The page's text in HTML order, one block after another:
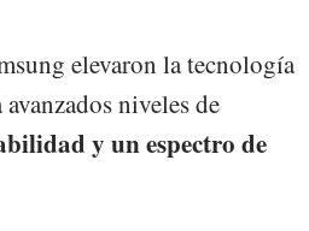
elevaron la tecnología
niveles de
y un espectro de